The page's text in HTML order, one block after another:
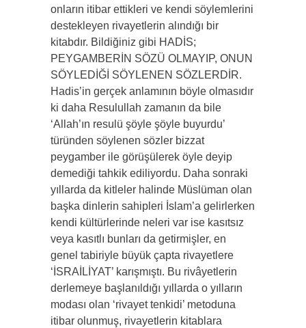
onların itibar ettikleri ve kendi söylemlerini
destekleyen rivayetlerin alındığı bir
kitabdır. Bildiğiniz gibi HADİS;
PEYGAMBERİN SÖZÜ OLMAYIP, ONUN
SÖYLEDİĞİ SÖYLENEN SÖZLERDİR.
Hadis’in gerçek anlamının böyle olmasıdır
ki daha Resulullah zamanın da bile
‘Allah’ın resulü şöyle şöyle buyurdu’
türünden söylenen sözler bizzat
peygamber ile görüşülerek öyle deyip
demediği tahkik ediliyordu. Daha sonraki
yıllarda da kitleler halinde Müslüman olan
başka dinlerin sahipleri İslam’a gelirlerken
kendi kültürlerinde neleri var ise kasıtsız
veya kasıtlı bunları da getirmişler, en
genel tabiriyle büyük çapta rivayetlere
‘İSRAİLİYAT’ karışmıştı. Bu rivâyetlerin
derlemeye başlanıldığı yıllarda o yılların
modası olan ‘rivayet tenkidi’ metoduna
itibar olunmuş, rivayetlerin kitablara